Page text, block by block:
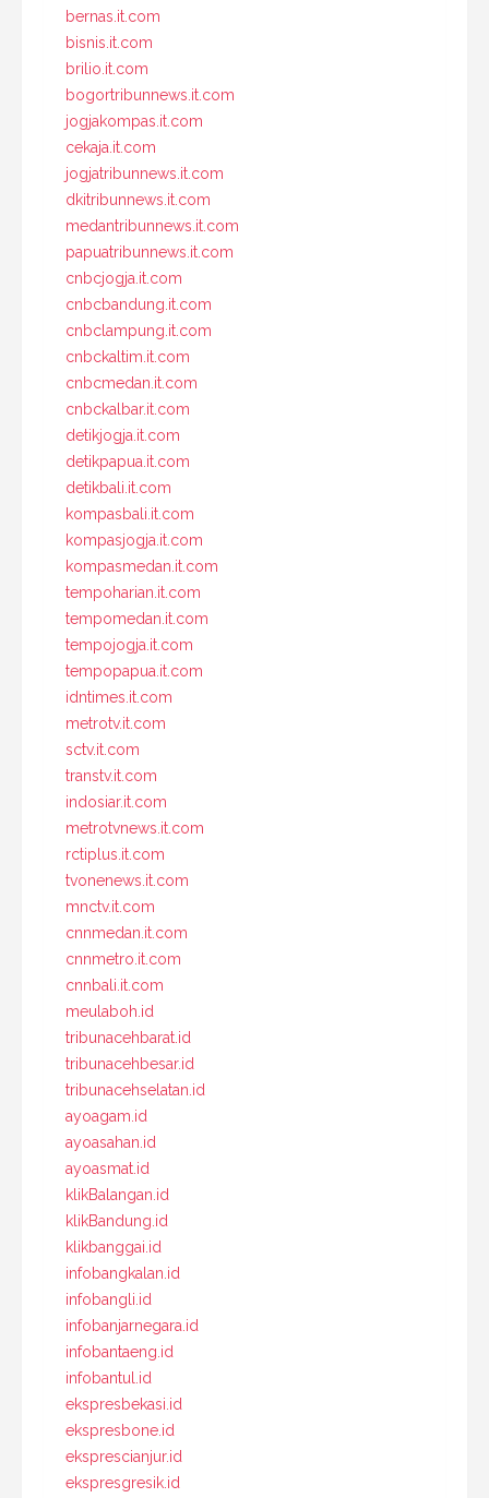
bernas.it.com
bisnis.it.com
brilio.it.com
bogortribunnews.it.com
jogjakompas.it.com
cekaja.it.com
jogjatribunnews.it.com
dkitribunnews.it.com
medantribunnews.it.com
papuatribunnews.it.com
cnbcjogja.it.com
cnbcbandung.it.com
cnbclampung.it.com
cnbckaltim.it.com
cnbcmedan.it.com
cnbckalbar.it.com
detikjogja.it.com
detikpapua.it.com
detikbali.it.com
kompasbali.it.com
kompasjogja.it.com
kompasmedan.it.com
tempoharian.it.com
tempomedan.it.com
tempojogja.it.com
tempopapua.it.com
idntimes.it.com
metrotv.it.com
sctv.it.com
transtv.it.com
indosiar.it.com
metrotvnews.it.com
rctiplus.it.com
tvonenews.it.com
mnctv.it.com
cnnmedan.it.com
cnnmetro.it.com
cnnbali.it.com
meulaboh.id
tribunacehbarat.id
tribunacehbesar.id
tribunacehselatan.id
ayoagam.id
ayoasahan.id
ayoasmat.id
klikBalangan.id
klikBandung.id
klikbanggai.id
infobangkalan.id
infobangli.id
infobanjarnegara.id
infobantaeng.id
infobantul.id
ekspresbekasi.id
ekspresbone.id
eksprescianjur.id
ekspresgresik.id